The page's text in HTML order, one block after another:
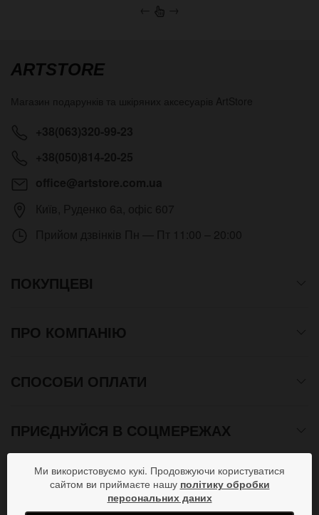
← →
ARTSTORE
ПОКУПЦЕВІ
ПРО КОМПАНІЮ
СПОСОБИ ОПЛАТИ
ПРИЄДНУЙСЯ В СОЦМЕРЕЖАХ
Copyright © 2012- 2026 Всі права захищені. Магазин
подарунків від дизайн студії ArtStore. Використання матеріалів
Ми використовуємо кукі. Продовжуючи користуватися
сайтом ви приймаєте нашу політику обробки
персональних даних